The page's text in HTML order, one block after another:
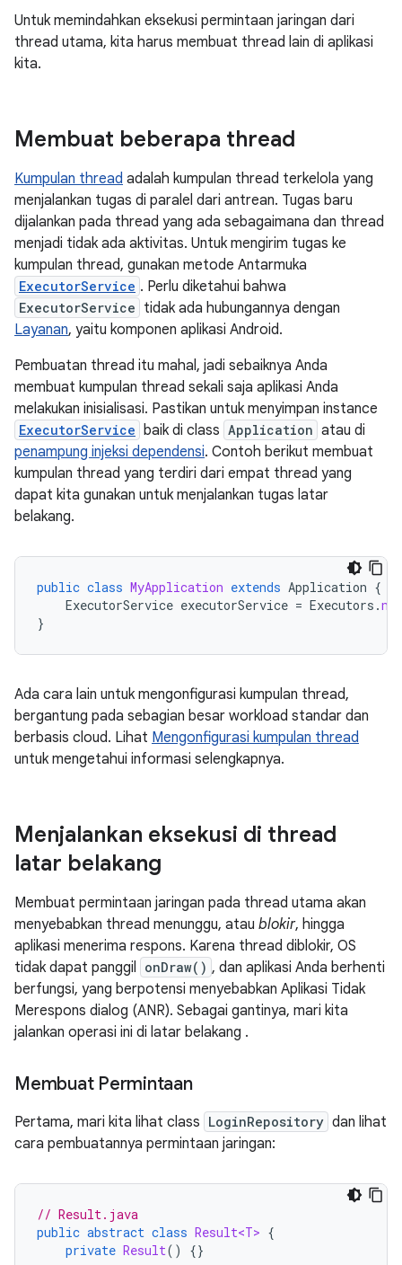
Untuk memindahkan eksekusi permintaan jaringan dari
thread utama, kita harus membuat thread lain di aplikasi
kita.
Membuat beberapa thread
Kumpulan thread adalah kumpulan thread terkelola yang
menjalankan tugas di paralel dari antrean. Tugas baru
dijalankan pada thread yang ada sebagaimana dan thread
menjadi tidak ada aktivitas. Untuk mengirim tugas ke
kumpulan thread, gunakan metode Antarmuka
ExecutorService . Perlu diketahui bahwa
ExecutorService tidak ada hubungannya dengan
Layanan, yaitu komponen aplikasi Android.
Pembuatan thread itu mahal, jadi sebaiknya Anda
membuat kumpulan thread sekali saja aplikasi Anda
melakukan inisialisasi. Pastikan untuk menyimpan instance
ExecutorService baik di class Application atau di
penampung injeksi dependensi. Contoh berikut membuat
kumpulan thread yang terdiri dari empat thread yang
dapat kita gunakan untuk menjalankan tugas latar
belakang.
public class MyApplication extends Application {
ExecutorService executorService = Executors .
}
Ada cara lain untuk mengonfigurasi kumpulan thread,
bergantung pada sebagian besar workload standar dan
berbasis cloud. Lihat Mengonfigurasi kumpulan thread
untuk mengetahui informasi selengkapnya.
Menjalankan eksekusi di thread
latar belakang
Membuat permintaan jaringan pada thread utama akan
menyebabkan thread menunggu, atau blokir, hingga
aplikasi menerima respons. Karena thread diblokir, OS
tidak dapat panggil onDraw() , dan aplikasi Anda berhenti
berfungsi, yang berpotensi menyebabkan Aplikasi Tidak
Merespons dialog (ANR). Sebagai gantinya, mari kita
jalankan operasi ini di latar belakang .
Membuat Permintaan
Pertama, mari kita lihat class LoginRepository dan lihat
cara pembuatannya permintaan jaringan:
// Result.java
public abstract class Result<T> {
private Result() {}